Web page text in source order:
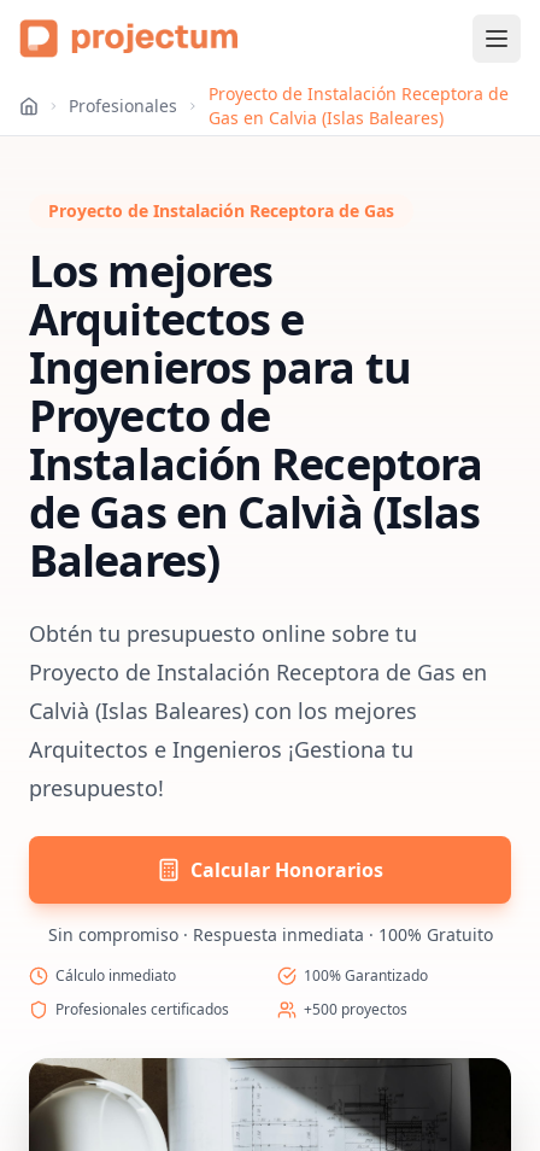
Profesionales
Proyecto de Instalación Receptora de
Gas en Calvia (Islas Baleares)
Proyecto de Instalación Receptora de Gas
Los mejores
Arquitectos e
Ingenieros para tu
Proyecto de
Instalación Receptora
de Gasen Calvià (Islas
Baleares)
Obtén tu presupuesto online sobre tu
Proyecto de Instalación Receptora de Gas en
Calvià (Islas Baleares) con los mejores
Arquitectos e Ingenieros ¡Gestiona tu
presupuesto!
Calcular Honorarios
Sin compromiso · Respuesta inmediata · 100% Gratuito
Cálculo inmediato
100% Garantizado
Profesionales certificados
+500 proyectos